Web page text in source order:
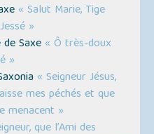
« Salut Marie, Tige
»
Saxe « Ô très-doux
»
« Seigneur Jésus,
mes péchés et que
menacent »
que l’Ami des